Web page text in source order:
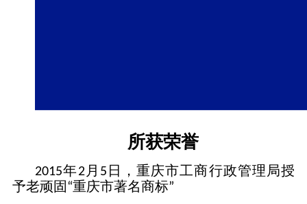
所获荣誉
2015年2月5日，重庆市工商行政管理局授
予老顽固“重庆市著名商标”